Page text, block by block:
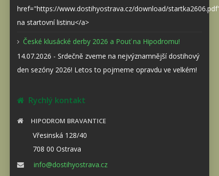
href="https://www.dostihyostrava.cz/download/
na startovní listinu</a>
České klusácké derby 2026 a Pouť na Hipodromu!
14.07.2026 - Srdečně zveme na nejvýznamnější dostihový
den sezóny 2026! Letos to pojmeme opravdu ve velkém!
Rychlý kontakt
HIPODROM BRAVANTICE
Vřesinská 128/40
708 00 Ostrava
info@dostihyostrava.cz